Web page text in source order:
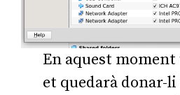
En aquest
et quedarà donar-